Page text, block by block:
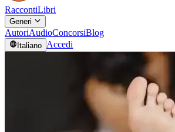
RaccontiLibri
Generi
AutoriAudioConcorsiBlog
Italiano Accedi